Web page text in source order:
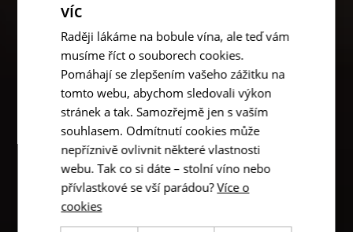
víc
Raději lákáme na bobule vína, ale teď vám
musíme říct o souborech cookies.
Pomáhají se zlepšením vašeho zážitku na
tomto webu, abychom sledovali výkon
stránek a tak. Samozřejmě jen s vaším
souhlasem. Odmítnutí cookies může
nepříznivě ovlivnit některé vlastnosti
webu. Tak co si dáte – stolní víno nebo
přívlastkové se vší parádou?Více o
cookies